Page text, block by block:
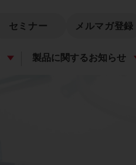
セミナー メルマガ登録
製品に関するお知らせ